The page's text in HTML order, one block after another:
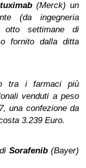
(Merck) un
(da ingegneria
settimane di
fornito dalla ditta
tra i farmaci più
venduti a peso
una confezione da
3.239 Euro.
Sorafenib(Bayer)